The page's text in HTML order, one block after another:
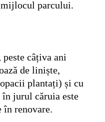
parcului.
câțiva ani
de liniște,
plantați) și cu
jurul căruia este
în renovare.